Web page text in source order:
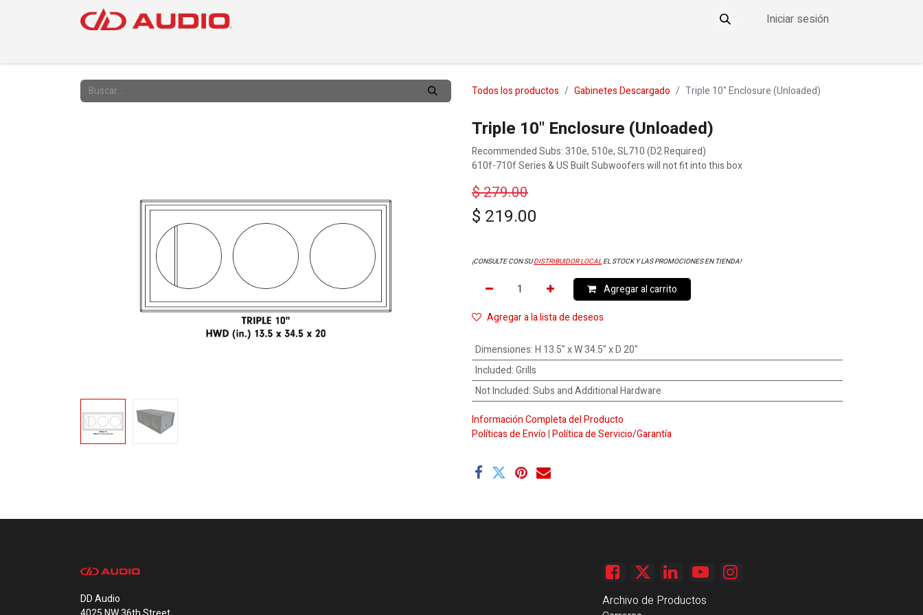
THE DDOWNLOWIniciar sesión
Todos los productos Gabinetes Descargado Triple 10" Enclosure (Unloaded)
Triple 10" Enclosure (Unloaded)
Recommended Subs: 310e, 510e, SL710 (D2 Required)
610f-710f Series & US Built Subwoofers will not fit into this box
$279.00
$ 219.00
¡CONSULTE CON SUDISTRIBUIDOR LOCALEL STOCK Y LAS PROMOCIONES EN TIENDA!
Agregar al carrito
Agregar a la lista de deseos
Dimensiones:H 13.5" x W 34.5" x D 20"
Included:Grills
Not Included:Subs and Additional Hardware
Información Completa del Producto
Políticas de Envío|Política de Servicio/Garantía
DD Audio
Archivo de Productos